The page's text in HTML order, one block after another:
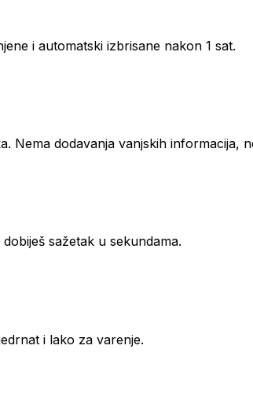
i automatski izbrisane nakon 1 sat.
Nema dodavanja vanjskih informacija,
sažetak u sekundama.
i lako za varenje.